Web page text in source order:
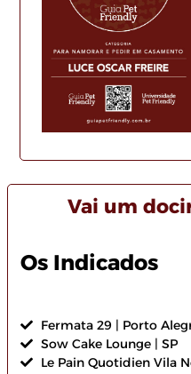
Vai um
Os Indicados
Fermata 29 | Porto
Sow Cake Lounge | SP
Le Pain Quotidien Vila